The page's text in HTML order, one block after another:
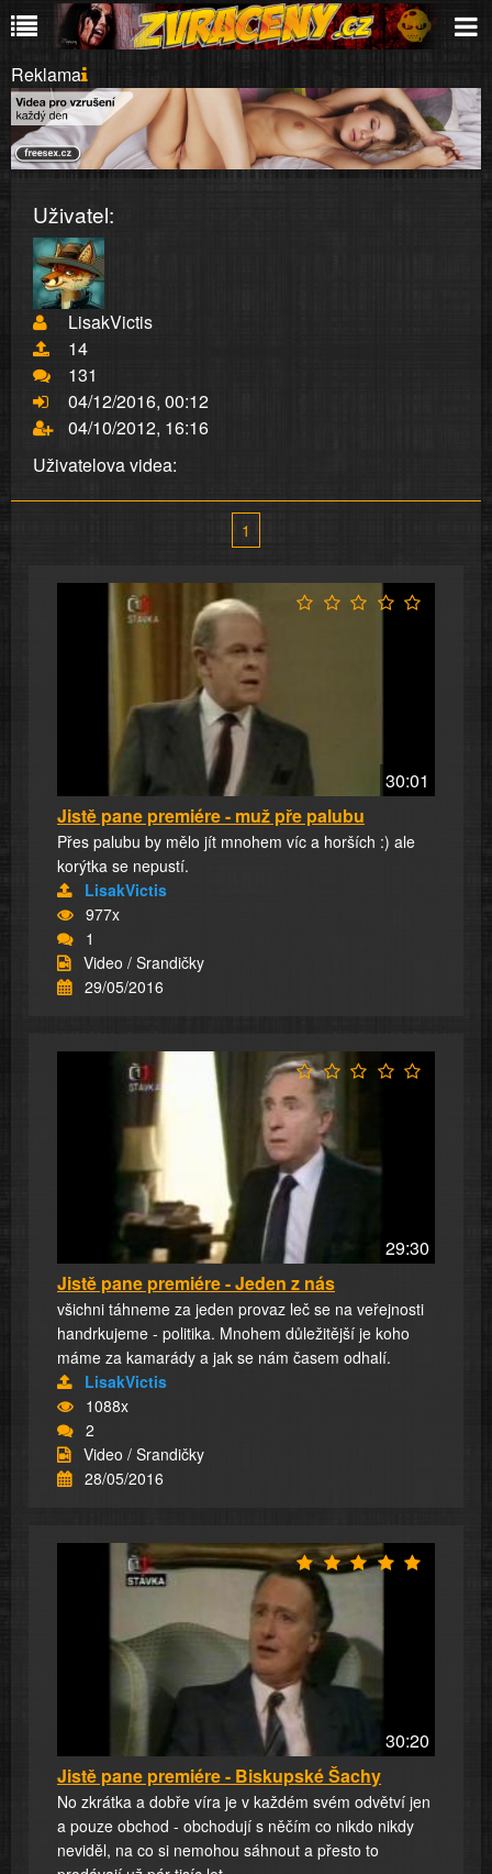
Reklama
Uživatel:
LisakVictis
14
131
04/12/2016, 00:12
04/10/2012, 16:16
Uživatelova videa:
1
30:01
Jistě pane premiére - muž pře palubu
Přes palubu by mělo jít mnohem víc a horších :) ale
korýtka se nepustí.
LisakVictis
977x
1
Video / Srandičky
29/05/2016
29:30
Jistě pane premiére - Jeden z nás
všichni táhneme za jeden provaz leč se na veřejnosti
handrkujeme - politika. Mnohem důležitější je koho
máme za kamarády a jak se nám časem odhalí.
LisakVictis
1088x
2
Video / Srandičky
28/05/2016
30:20
Jistě pane premiére - Biskupské Šachy
No zkrátka a dobře víra je v každém svém odvětví jen
a pouze obchod - obchodují s něčím co nikdo nikdy
neviděl, na co si nemohou sáhnout a přesto to